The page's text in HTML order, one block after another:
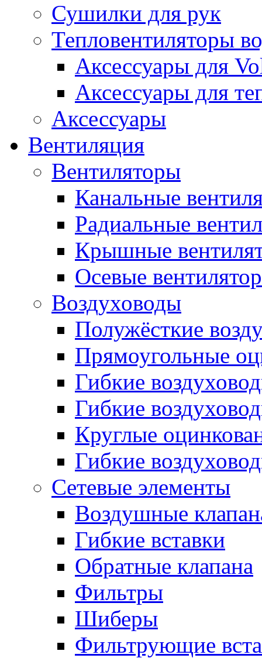
Сушилки для рук
Тепловентиляторы
Аксессуары для
Аксессуары для
Аксессуары
Вентиляция
Вентиляторы
Канальные
Радиальные
Крышные
Осевые
Воздуховоды
Полужёсткие
Прямоугольные
Гибкие
Гибкие
Круглые
Гибкие
Сетевые элементы
Воздушные
Гибкие вставки
Обратные клапана
Фильтры
Шиберы
Фильтрующие